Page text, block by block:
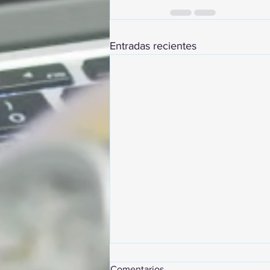
Entradas recientes